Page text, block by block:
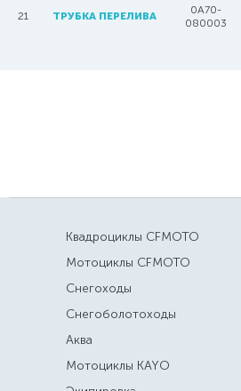
21 ТРУБКА ПЕРЕЛИВА
0A70-
080003
Квадроциклы CFMOTO
Мотоциклы CFMOTO
Снегоходы
Снегоболотоходы
Аква
Мотоциклы KAYO